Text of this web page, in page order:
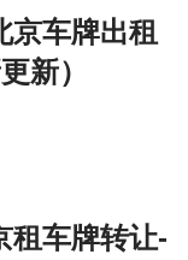
京车牌出租
新）
租车牌转让-